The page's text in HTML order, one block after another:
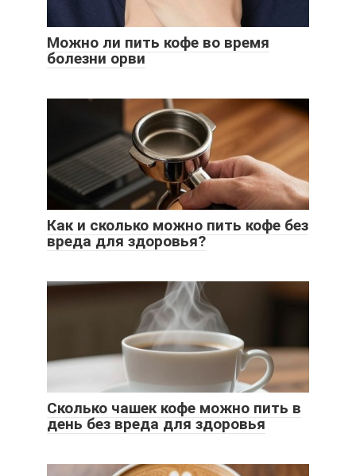
Можно ли пить кофе во время
болезни орви
Как и сколько можно пить кофе без
вреда для здоровья?
Сколько чашек кофе можно пить в
день без вреда для здоровья